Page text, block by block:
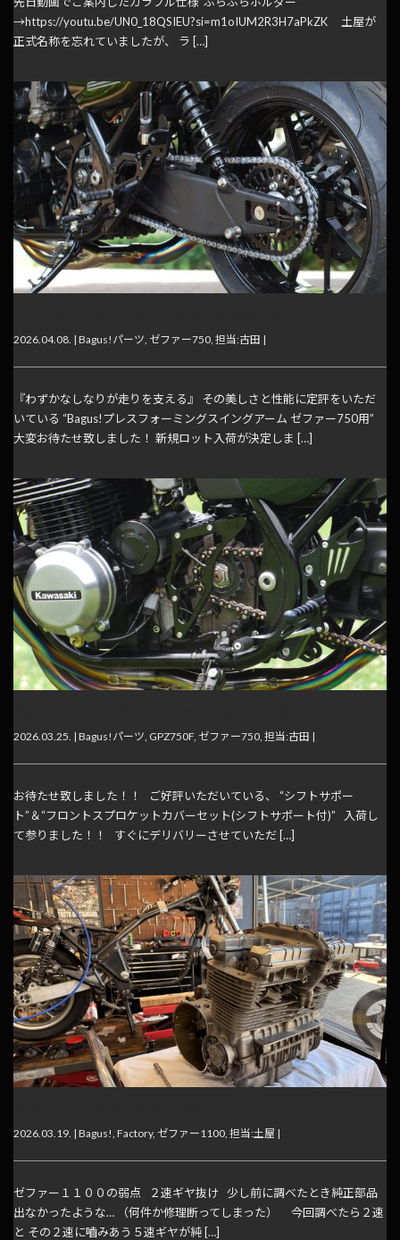
→https://youtu.be/UN0_18QSIEU?si=m1oIUM2R3H7aPkZK 土屋が
正式名称を忘れていましたが、 ラ […]
2026.04.08. | Bagus!パーツ, ゼファー750, 担当:古田 |
『わずかなしなりが走りを支える』 その美しさと性能に定評をいただ
いている “Bagus!プレスフォーミングスイングアーム ゼファー750用”
大変お待たせ致しました！ 新規ロット入荷が決定しま […]
2026.03.25. | Bagus!パーツ GPZ750F ゼファー750 担当:古田 |
お待たせ致しました！！ ご好評いただいている、 “シフトサポー
ト”＆“フロントスプロケットカバーセット(シフトサポート付)” 入荷し
て参りました！！ すぐにデリバリーさせていただ […]
2026.03.19. | Bagus! Factory, ゼファー1100 担当:土屋 |
ゼファー１１００の弱点 ２速ギヤ抜け 少し前に調べたとき純正部品
出なかったような… （何件か修理断ってしまった） 今回調べたら２速
と その２速に嚙みあう５速ギヤが純 […]